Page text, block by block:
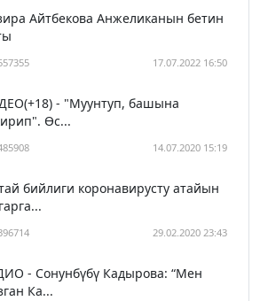
Айтбекова Анжеликанын бетин
17.07.2022 16:50
- "Муунтуп, башына
Өс...
14.07.2020 15:19
бийлиги коронавирусту атайын
29.02.2020 23:43
- Сонунбүбү Кадырова: “Мен
Ка...